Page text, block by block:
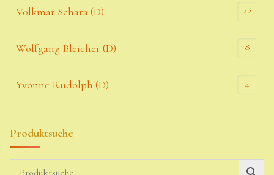
Volkmar Schara (D) 42
Wolfgang Bleicher (D) 8
Yvonne Rudolph (D) 4
Produktsuche